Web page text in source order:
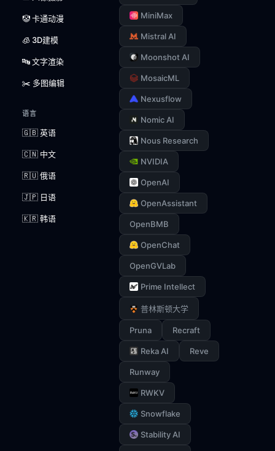
🤡 卡通动漫
🧊 3D建模
🔤 文字渲染
✂️ 多图编辑
语言
🇬🇧 英语
🇨🇳 中文
🇷🇺 俄语
🇯🇵 日语
🇰🇷 韩语
MiniMax
Mistral AI
Moonshot AI
MosaicML
Nexusflow
Nomic AI
Nous Research
NVIDIA
OpenAI
OpenAssistant
OpenBMB
OpenChat
OpenGVLab
Prime Intellect
普林斯顿大学
Pruna Recraft
Reka AI Reve
Runway
RWKV
Snowflake
Stability AI